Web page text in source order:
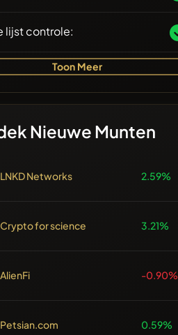
lijst controle:
Toon Meer
Nieuwe Munten
LNKD Networks 2.59%
Crypto for science 3.21%
AlienFi -0.90%
Petsian.com 0.59%